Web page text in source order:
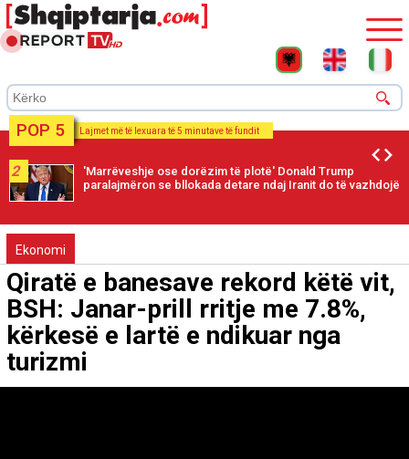
POP 5 Lajmet më të lexuara të 5 minutave të fundit
2
'Marrëveshje ose dorëzim të plotë' Donald Trump
paralajmëron se bllokada detare ndaj Iranit do të vazhdojë
Ekonomi
Qiratë e banesave rekord këtë vit,
BSH: Janar-prill rritje me 7.8%,
kërkesë e lartë e ndikuar nga
turizmi